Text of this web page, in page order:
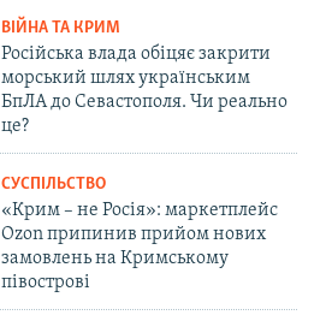
ВІЙНА ТА КРИМ
Російська влада обіцяє закрити
морський шлях українським
БпЛА до Севастополя. Чи реально
це?
СУСПІЛЬСТВО
«Крим – не Росія»: маркетплейс
Ozon припинив прийом нових
замовлень на Кримському
півострові